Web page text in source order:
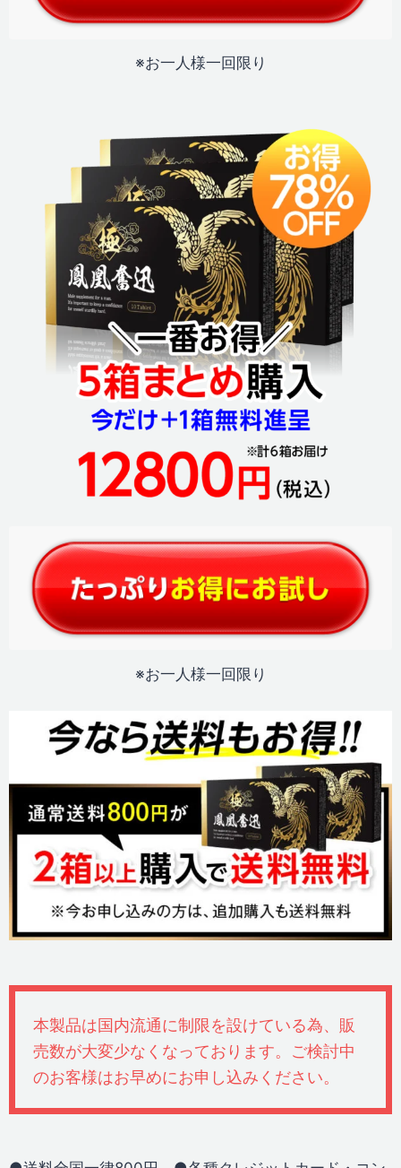
※お一人様一回限り
※お一人様一回限り
本製品は国内流通に制限を設けている為、販
売数が大変少なくなっております。ご検討中
のお客様はお早めにお申し込みください。